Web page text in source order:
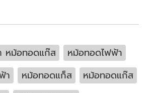
หม้อทอดแก๊ส
หม้อทอดไฟฟ้า
า
หม้อทอดแก็ส
หม้อทอดแก๊ส